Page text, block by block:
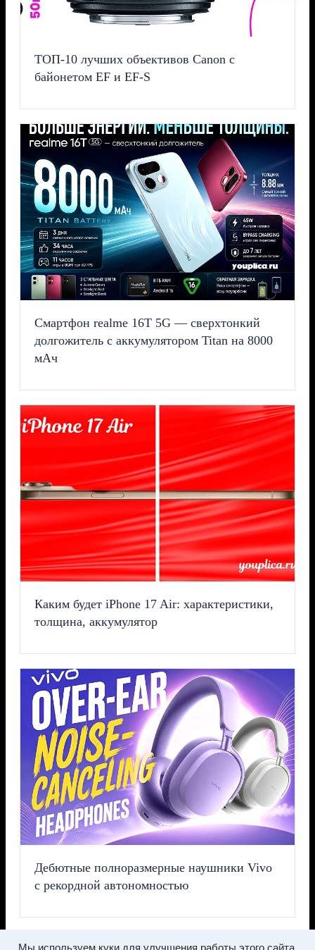
ТОП-10 лучших объективов Canon с
байонетом EF и EF-S
Смартфон realme 16T 5G — сверхтонкий
долгожитель с аккумулятором Titan на 8000
мАч
Каким будет iPhone 17 Air: характеристики,
толщина, аккумулятор
Дебютные полноразмерные наушники Vivo
с рекордной автономностью